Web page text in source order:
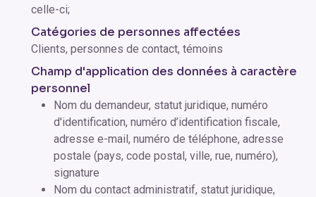
celle-ci;
Catégories de personnes affectées
Clients, personnes de contact, témoins
Champ d'application des données à caractère
personnel
Nom du demandeur, statut juridique, numéro
d'identification, numéro d’identification fiscale,
adresse e-mail, numéro de téléphone, adresse
postale (pays, code postal, ville, rue, numéro),
signature
Nom du contact administratif, statut juridique,